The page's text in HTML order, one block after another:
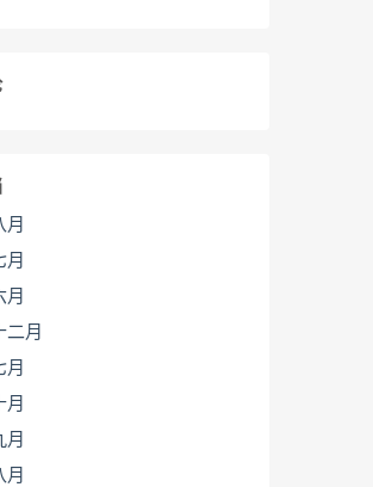
月
月
月
二月
月
月
月
月